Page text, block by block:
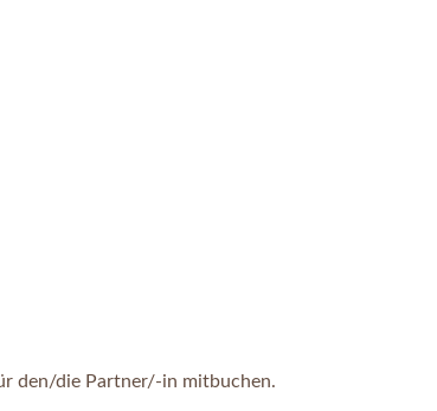
den/die Partner/-in mitbuchen.